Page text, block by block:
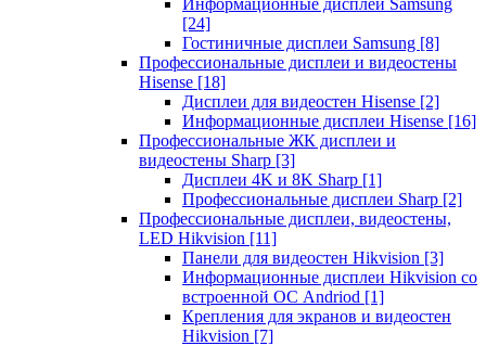
Информационные дисплеи Samsung
[24]
Гостиничные дисплеи Samsung [8]
Профессиональные дисплеи и видеостены
Hisense [18]
Дисплеи для видеостен Hisense [2]
Информационные дисплеи Hisense [16]
Профессиональные ЖК дисплеи и
видеостены Sharp [3]
Дисплеи 4K и 8K Sharp [1]
Профессиональные дисплеи Sharp [2]
Профессиональные дисплеи, видеостены,
LED Hikvision [11]
Панели для видеостен Hikvision [3]
Информационные дисплеи Hikvision со
встроенной ОС Andriod [1]
Крепления для экранов и видеостен
Hikvision [7]